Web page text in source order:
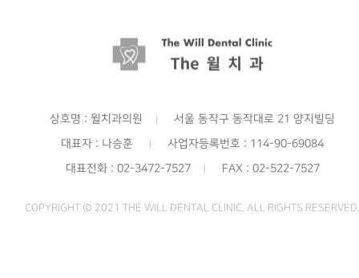
상호명 : 윌치과의원 서울 동작구 동작대로 21 양지빌딩
대표자 : 나승훈 사업자등록번호 : 114-90-69084
대표전화 : 02-3472-7527 FAX : 02-522-7527
COPYRIGHT © 2021 THE WILL DENTAL CLINIC. ALL RIGHTS RESERVED.